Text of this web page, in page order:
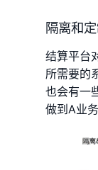
隔离和
结算平台
所需要的
也会有一
做到A业